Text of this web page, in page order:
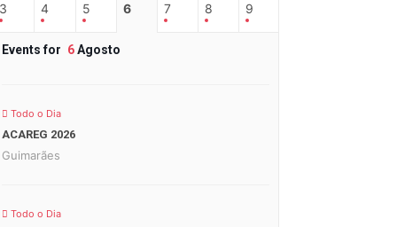
3 4 5 6 7 8 9
Events for 6Agosto
Todo o Dia
ACAREG 2026
Guimarães
Todo o Dia